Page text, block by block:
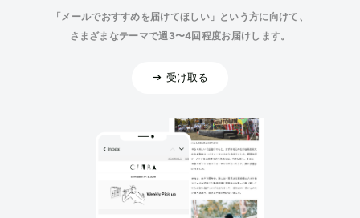
「メールでおすすめを届けてほしい」という方に向けて、
さまざまなテーマで週3〜4回程度お届けします。
受け取る